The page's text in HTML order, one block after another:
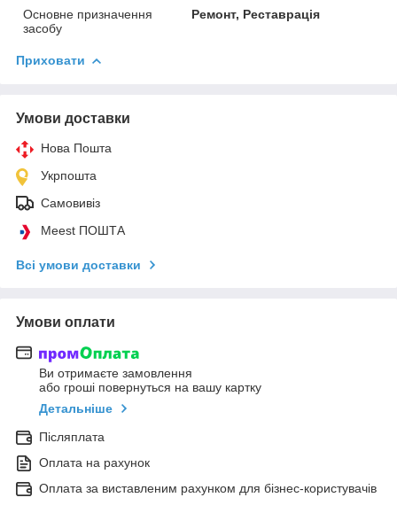
Основне призначення
засобу
Ремонт, Реставрація
Приховати
Умови доставки
Нова Пошта
Укрпошта
Самовивіз
Meest ПОШТА
Всі умови доставки
Умови оплати
Ви отримаєте замовлення
або гроші повернуться на вашу картку
Детальніше
Післяплата
Оплата на рахунок
Оплата за виставленим рахунком для бізнес-користувачів